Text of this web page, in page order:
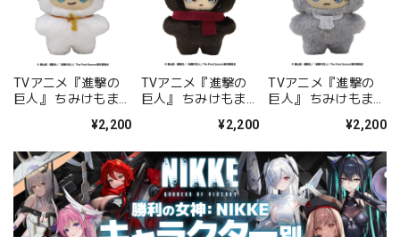
TVアニメ『進撃の
巨人』 ちみけもます
¥2,200
TVアニメ『進撃の
巨人』 ちみけもます
¥2,200
TVアニメ『進撃の
巨人』 ちみけもます
¥2,200